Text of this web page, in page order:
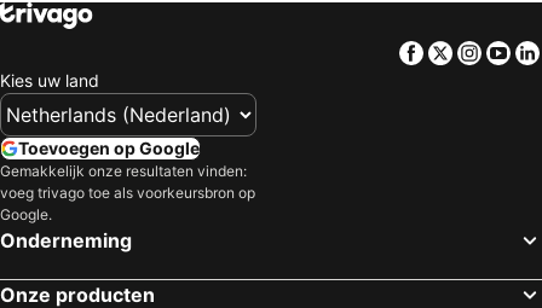
Hotels in Luxemburg
Hotels in Terschelling
Hotels in België
Hotels in Drenthe
Hotels in Gardameer
Hotels in Belgische kust
Hotels in Veluwe
Facebook
Twitter
Kies uw land
Toevoegen op Google
Gemakkelijk onze resultaten vinden:
voeg trivago toe als voorkeursbron op
Google.
Onderneming
Onze producten